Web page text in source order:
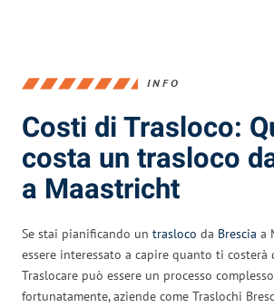
INFO
Costi di Trasloco:
costa un trasloco
a Maastricht
Se stai pianificando un trasloco da Brescia a
essere interessato a capire quanto ti costerà
Traslocare può essere un processo
fortunatamente, aziende come Traslochi